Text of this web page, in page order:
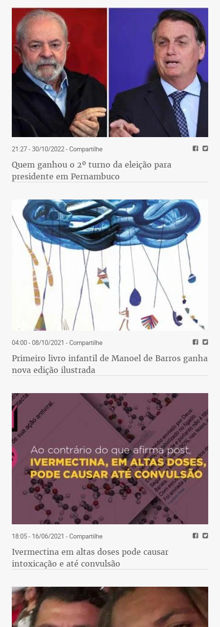
21:27 - 30/10/2022- Compartilhe
Quem ganhou o 2º turno da eleição para
presidente em Pernambuco
04:00 - 08/10/2021 - Compartilhe
Primeiro livro infantil de Manoel de Barros ganha
nova edição ilustrada
18:05 - 16/06/2021 - Compartilhe
Ivermectina em altas doses pode causar
intoxicação e até convulsão